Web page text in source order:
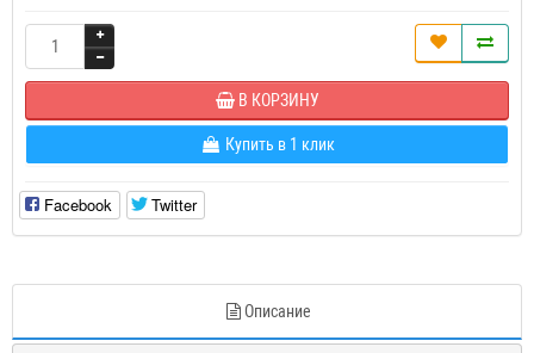
В КОРЗИНУ
Купить в 1 клик
Facebook Twitter
Описание